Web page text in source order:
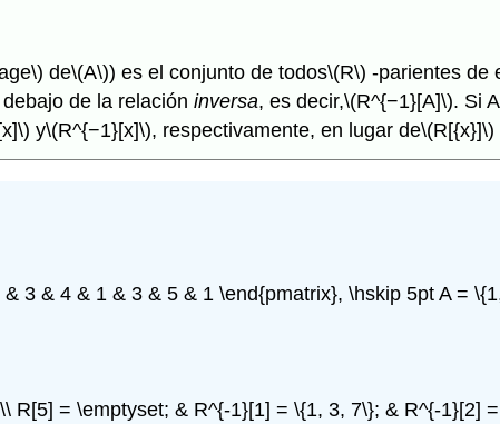
de\(A\)) es el conjunto de todos\(R\) -parientes de
debajo de la relación inversa, es decir,\(R^{−1}[A]\). Si
y\(R^{−1}[x]\), respectivamente, en lugar de\(R[{x}]\)
3 & 4 & 1 & 3 & 5 & 1 \end{pmatrix}, \hskip 5pt A =
= \emptyset; & R^{-1}[1] = \{1, 3, 7\}; & R^{-1}[2]